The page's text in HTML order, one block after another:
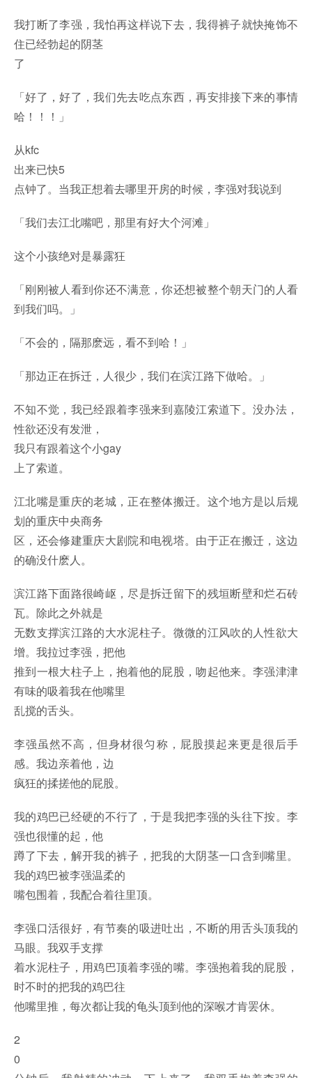
我打断了李强，我怕再这样说下去，我得裤子就快掩饰不
住已经勃起的阴茎
了
「好了，好了，我们先去吃点东西，再安排接下来的事情
哈！！！」
从kfc
出来已快5
点钟了。当我正想着去哪里开房的时候，李强对我说到
「我们去江北嘴吧，那里有好大个河滩」
这个小孩绝对是暴露狂
「刚刚被人看到你还不满意，你还想被整个朝天门的人看
到我们吗。」
「不会的，隔那麽远，看不到哈！」
「那边正在拆迁，人很少，我们在滨江路下做哈。」
不知不觉，我已经跟着李强来到嘉陵江索道下。没办法，
性欲还没有发泄，
我只有跟着这个小gay
上了索道。
江北嘴是重庆的老城，正在整体搬迁。这个地方是以后规
划的重庆中央商务
区，还会修建重庆大剧院和电视塔。由于正在搬迁，这边
的确没什麽人。
滨江路下面路很崎岖，尽是拆迁留下的残垣断壁和烂石砖
瓦。除此之外就是
无数支撑滨江路的大水泥柱子。微微的江风吹的人性欲大
增。我拉过李强，把他
推到一根大柱子上，抱着他的屁股，吻起他来。李强津津
有味的吸着我在他嘴里
乱搅的舌头。
李强虽然不高，但身材很匀称，屁股摸起来更是很后手
感。我边亲着他，边
疯狂的揉搓他的屁股。
我的鸡巴已经硬的不行了，于是我把李强的头往下按。李
强也很懂的起，他
蹲了下去，解开我的裤子，把我的大阴茎一口含到嘴里。
我的鸡巴被李强温柔的
嘴包围着，我配合着往里顶。
李强口活很好，有节奏的吸进吐出，不断的用舌头顶我的
马眼。我双手支撑
着水泥柱子，用鸡巴顶着李强的嘴。李强抱着我的屁股，
时不时的把我的鸡巴往
他嘴里推，每次都让我的龟头顶到他的深喉才肯罢休。
2
0